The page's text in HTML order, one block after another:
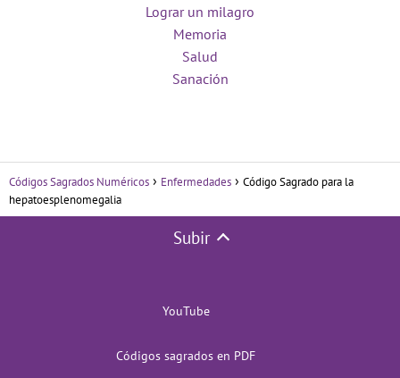
Lograr un milagro
Memoria
Salud
Sanación
Códigos Sagrados Numéricos Enfermedades
Código Sagrado para la
hepatoesplenomegalia
Subir
YouTube
Códigos sagrados en PDF